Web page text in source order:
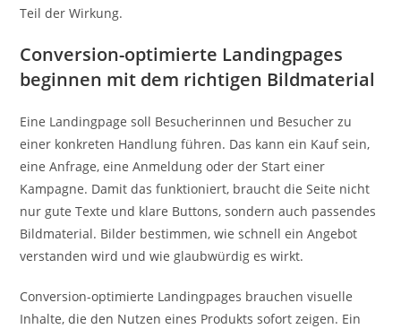
Teil der Wirkung.
Conversion-optimierte Landingpages
beginnen mit dem richtigen Bildmaterial
Eine Landingpage soll Besucherinnen und Besucher zu
einer konkreten Handlung führen. Das kann ein Kauf sein,
eine Anfrage, eine Anmeldung oder der Start einer
Kampagne. Damit das funktioniert, braucht die Seite nicht
nur gute Texte und klare Buttons, sondern auch passendes
Bildmaterial. Bilder bestimmen, wie schnell ein Angebot
verstanden wird und wie glaubwürdig es wirkt.
Conversion-optimierte Landingpages brauchen visuelle
Inhalte, die den Nutzen eines Produkts sofort zeigen. Ein